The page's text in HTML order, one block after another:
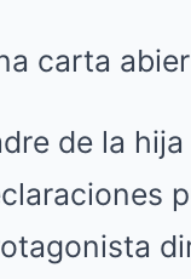
carta
de la